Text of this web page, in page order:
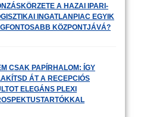
A HAZAI IPARI-
INGATLANPIAC EGYIK
KÖZPONTJÁVÁ?
CSAK PAPÍRHALOM: ÍGY
ÁT A RECEPCIÓS
ELEGÁNS PLEXI